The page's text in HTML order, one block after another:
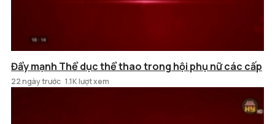
Đẩy mạnh Thể dục thể thao trong hội phụ nữ các cấp
22 ngày trước 1.1K lượt xem